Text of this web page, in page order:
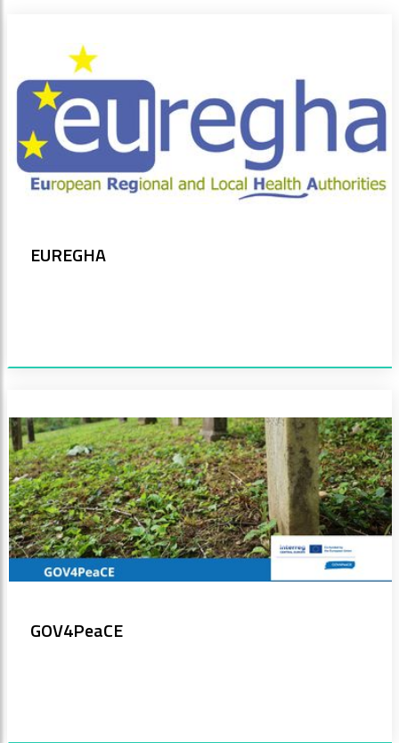
EUREGHA
GOV4PeaCE